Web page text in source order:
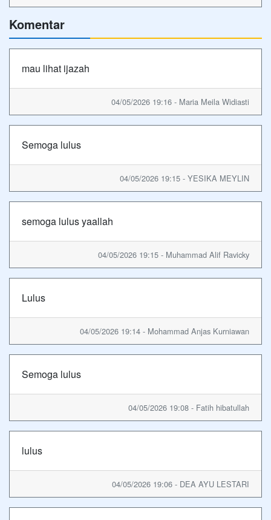
Komentar
mau lihat ijazah
04/05/2026 19:16 - Maria Meila Widiasti
Semoga lulus
04/05/2026 19:15 - YESIKA MEYLIN
semoga lulus yaallah
04/05/2026 19:15 - Muhammad Alif Ravicky
Lulus
04/05/2026 19:14 - Mohammad Anjas Kurniawan
Semoga lulus
04/05/2026 19:08 - Fatih hibatullah
lulus
04/05/2026 19:06 - DEA AYU LESTARI